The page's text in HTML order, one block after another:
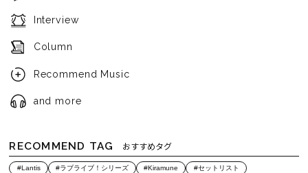
Interview
Column
Recommend Music
and more
RECOMMEND TAG おすすめタグ
#Lantis #ラブライブ！シリーズ #Kiramune
#セットリスト